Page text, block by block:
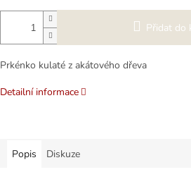
Přidat do
Prkénko kulaté z akátového dřeva
Detailní informace
Popis Diskuze